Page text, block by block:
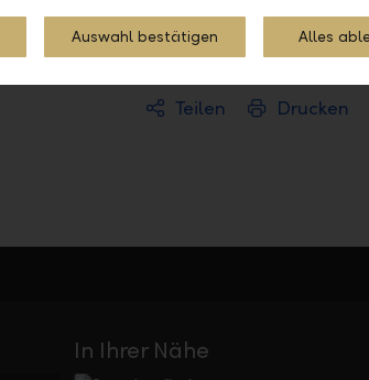
Teilen Drucken
In Ihrer Nähe
Auswahl bestätigen Alles